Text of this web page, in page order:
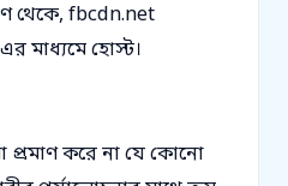
থেকে, fbcdn.net
মাধ্যমে হোস্ট।
করে না যে কোনো